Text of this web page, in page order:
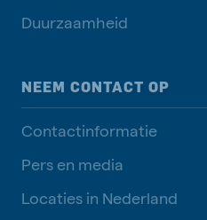
Duurzaamheid
NEEM CONTACT OP
Contactinformatie
Pers en media
Locaties in Nederland